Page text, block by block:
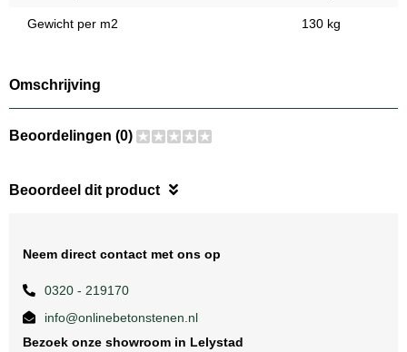
Gewicht per m2 130 kg
Omschrijving
Beoordelingen (0)
Beoordeel dit product
Neem direct contact met ons op
0320 - 219170
info@onlinebetonstenen.nl
Bezoek onze showroom in Lelystad